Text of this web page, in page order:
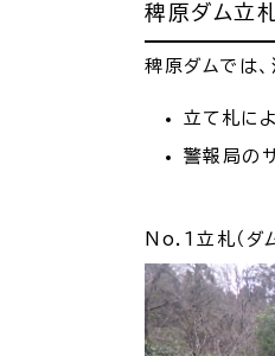
場面
引っ
稗原ダム立
稗原ダムでは
立て札に
警報局の
No.1立札（ダ